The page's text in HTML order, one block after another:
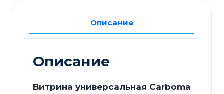
2,0-
Описание
Описание
Витрина универсальная Carboma